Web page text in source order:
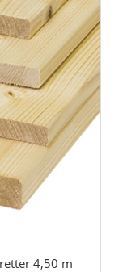
4,50 m